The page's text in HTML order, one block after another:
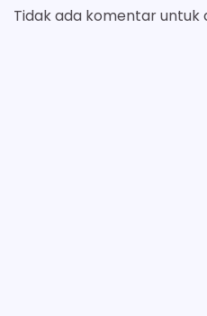
Tidak ada komentar untuk